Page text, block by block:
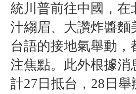
統川 普前往中國，在
汁縐眉、大讚炸醬麵
台語的接地氣舉動，
注焦點。此外根據消
計27日抵台， 28日舉